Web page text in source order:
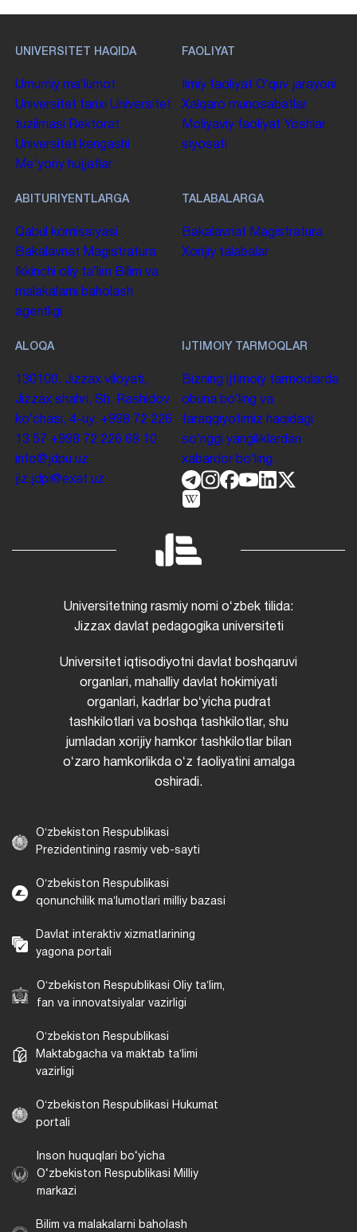
UNIVERSITET HAQIDA
Umumiy maʼlumot
Universitet tarixi Universitet
tuzilmasi
Rektorat
Universitet kengashi
Me'yoriy hujjatlar
FAOLIYAT
Ilmiy faoliyat Oʻquv jarayoni
Xalqaro munosabatlar
Moliyaviy faoliyat Yoshlar
siyosati
ABITURIYENTLARGA
Qabul komissiyasi
Bakalavriat Magistratura
Ikkinchi oliy taʼlim Bilim va
malakalarni baholash
agentligi
TALABALARGA
Bakalavriat Magistratura
Xorijiy talabalar
ALOQA
130100. Jizzax viloyati,
Jizzax shahri, Sh. Rashidov
koʻchasi, 4-uy. +998 72 226
13 57 +998 72 226 68 10
info@jdpu.uz
jiz.jdpi@exat.uz
IJTIMOIY TARMOQLAR
Bizning ijtimoiy tarmoqlarda
obuna boʻling va
taraqqiyotimiz haqidagi
soʻnggi yangiliklardan
xabardor boʻling.
Universitetning rasmiy nomi oʻzbek tilida:
Jizzax davlat pedagogika universiteti
Universitet iqtisodiyotni davlat boshqaruvi
organlari, mahalliy davlat hokimiyati
organlari, kadrlar boʻyicha pudrat
tashkilotlari va boshqa tashkilotlar, shu
jumladan xorijiy hamkor tashkilotlar bilan
oʻzaro hamkorlikda oʻz faoliyatini amalga
oshiradi.
Oʻzbekiston Respublikasi
Prezidentining rasmiy veb-sayti
Oʻzbekiston Respublikasi
qonunchilik maʼlumotlari milliy bazasi
Davlat interaktiv xizmatlarining
yagona portali
Oʻzbekiston Respublikasi Oliy taʼlim,
fan va innovatsiyalar vazirligi
Oʻzbekiston Respublikasi
Maktabgacha va maktab taʼlimi
vazirligi
Oʻzbekiston Respublikasi Hukumat
portali
Inson huquqlari bo‘yicha
O‘zbekiston Respublikasi Milliy
markazi
Bilim va malakalarni baholash